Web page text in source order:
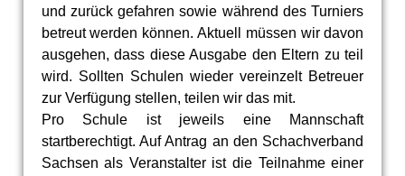
und zurück gefahren sowie während des Turniers
betreut werden können. Aktuell müssen wir davon
ausgehen, dass diese Ausgabe den Eltern zu teil
wird. Sollten Schulen wieder vereinzelt Betreuer
zur Verfügung stellen, teilen wir das mit.
Pro Schule ist jeweils eine Mannschaft
startberechtigt. Auf Antrag an den Schachverband
Sachsen als Veranstalter ist die Teilnahme einer